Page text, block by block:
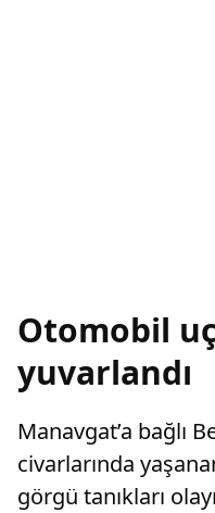
Otomobil
yuvarlandı
Manavgat’a bağlı
civarlarında
görgü tanıkları